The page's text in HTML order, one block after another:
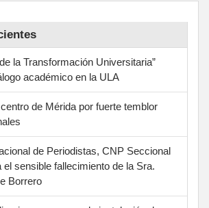
la Transformación Universitaria”
académico en la ULA
de Mérida por fuerte temblor
de Periodistas, CNP Seccional
el sensible fallecimiento de la Sra.
Borrero